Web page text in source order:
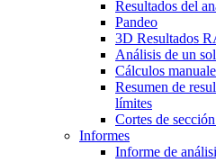
Resultados del
Pandeo
3D Resultados
Análisis de un
Cálculos
Resumen de
límites
Cortes de
Informes
Informe de